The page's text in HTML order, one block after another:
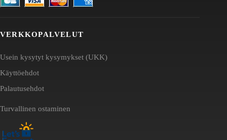
VERKKOPALVELUT
Usein kysytyt kysymykset (UKK)
Käyttöehdot
Palautusehdot
Turvallinen ostaminen